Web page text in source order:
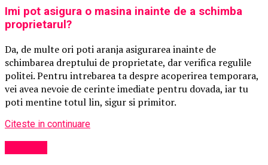
Imi pot asigura o masina inainte de a schimba
proprietarul?
Da, de multe ori poti aranja asigurarea inainte de
schimbarea dreptului de proprietate, dar verifica regulile
politei. Pentru intrebarea ta despre acoperirea temporara,
vei avea nevoie de cerinte imediate pentru dovada, iar tu
poti mentine totul lin, sigur si primitor.
Citeste in continuare